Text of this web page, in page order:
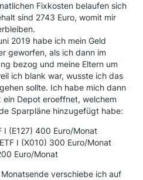
Fixkosten belaufen sich
sind 2743 Euro, womit mir
2019 habe ich mein Geld
geworfen, als ich dann im
bezog und meine Eltern um
ich blank war, wusste ich das
sollte. Ich habe mich dann
Depot eroeffnet, welchem
Sparpläne hinzugefügt habe:
I (E127) 400 Euro/Monat
I (X010) 300 Euro/Monat
Euro/Monat
verschiebe ich auf